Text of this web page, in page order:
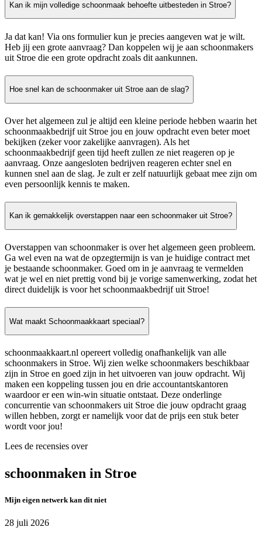
Kan ik mijn volledige schoonmaak behoefte uitbesteden in Stroe?
Ja dat kan! Via ons formulier kun je precies aangeven wat je wilt.
Heb jij een grote aanvraag? Dan koppelen wij je aan schoonmakers
uit Stroe die een grote opdracht zoals dit aankunnen.
Hoe snel kan de schoonmaker uit Stroe aan de slag?
Over het algemeen zul je altijd een kleine periode hebben waarin het
schoonmaakbedrijf uit Stroe jou en jouw opdracht even beter moet
bekijken (zeker voor zakelijke aanvragen). Als het
schoonmaakbedrijf geen tijd heeft zullen ze niet reageren op je
aanvraag. Onze aangesloten bedrijven reageren echter snel en
kunnen snel aan de slag. Je zult er zelf natuurlijk gebaat mee zijn om
even persoonlijk kennis te maken.
Kan ik gemakkelijk overstappen naar een schoonmaker uit Stroe?
Overstappen van schoonmaker is over het algemeen geen probleem.
Ga wel even na wat de opzegtermijn is van je huidige contract met
je bestaande schoonmaker. Goed om in je aanvraag te vermelden
wat je wel en niet prettig vond bij je vorige samenwerking, zodat het
direct duidelijk is voor het schoonmaakbedrijf uit Stroe!
Wat maakt Schoonmaakkaart speciaal?
schoonmaakkaart.nl opereert volledig onafhankelijk van alle
schoonmakers in Stroe. Wij zien welke schoonmakers beschikbaar
zijn in Stroe en goed zijn in het uitvoeren van jouw opdracht. Wij
maken een koppeling tussen jou en drie accountantskantoren
waardoor er een win-win situatie ontstaat. Deze onderlinge
concurrentie van schoonmakers uit Stroe die jouw opdracht graag
willen hebben, zorgt er namelijk voor dat de prijs een stuk beter
wordt voor jou!
Lees de recensies over
schoonmaken in Stroe
Mijn eigen netwerk kan dit niet
28 juli 2026